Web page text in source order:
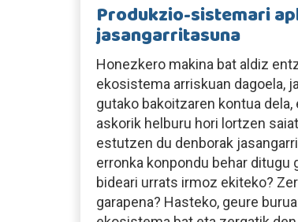
Produkzio-sistemari
jasangarritasuna
Honezkero makina bat aldiz
ekosistema arriskuan dagoela,
gutako bakoitzaren kontua
askorik helburu hori lortzen
estutzen du denborak
erronka konpondu behar ditugu
bideari urrats irmoz ekiteko?
garapena? Hasteko, geure